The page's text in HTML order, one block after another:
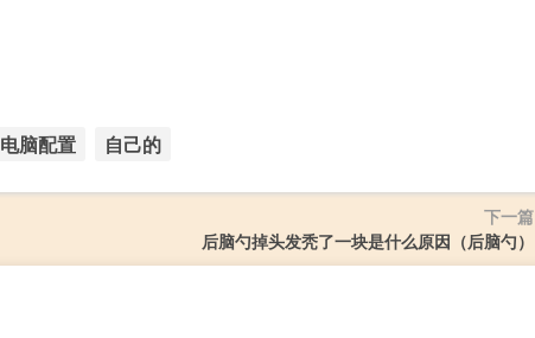
电脑配置 自己的
下一篇
后脑勺掉头发秃了一块是什么原因（后脑勺）